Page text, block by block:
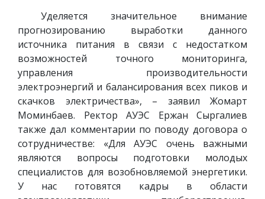
Уделяется значительное внимание
прогнозированию выработки данного
источника питания в связи с недостатком
возможностей точного мониторинга,
управления производительности
электроэнергий и балансирования всех пиков и
скачков электричества», – заявил Жомарт
Моминбаев. Ректор АУЭС Ержан Сыргалиев
также дал комментарии по поводу договора о
сотрудничестве: «Для АУЭС очень важными
являются вопросы подготовки молодых
специалистов для возобновляемой энергетики.
У нас готовятся кадры в области